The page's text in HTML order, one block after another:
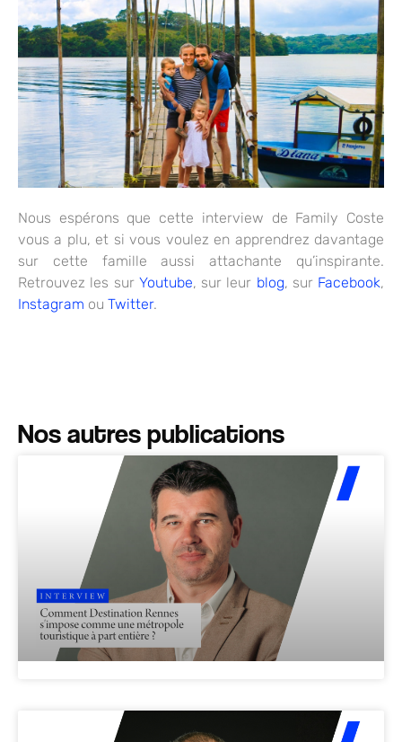
Nous espérons que cette interview de Family Coste
vous a plu, et si vous voulez en apprendrez davantage
sur cette famille aussi attachante qu’inspirante.
Retrouvez les sur Youtube, sur leur blog, sur Facebook,
Instagram ou Twitter.
Nos autres publications